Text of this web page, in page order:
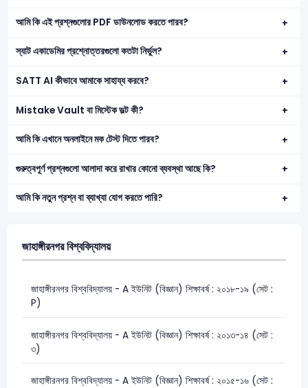
আমি কি এই প্রশ্নগুলোর PDF ডাউনলোড করতে পারব?
স্যাট একাডেমির প্রশ্নোত্তরগুলো কতটা নির্ভুল?
SATT AI কীভাবে আমাকে সাহায্য করবে?
Mistake Vault বা মিস্টেক ভল্ট কী?
আমি কি এখানে অনলাইনে মক টেস্ট দিতে পারব?
গুরুত্বপূর্ণ প্রশ্নগুলো আলাদা করে রাখার কোনো ব্যবস্থা আছে কি?
আমি কি নতুন প্রশ্ন বা ব্যাখ্যা যোগ করতে পারি?
জাহাঙ্গীরনগর বিশ্ববিদ্যালয়
জাহাঙ্গীরনগর বিশ্ববিদ্যালয় - A ইউনিট (বিজ্ঞান) শিক্ষাবর্ষ : ২০১৮-১৯ (সেট :
P)
জাহাঙ্গীরনগর বিশ্ববিদ্যালয় - A ইউনিট (বিজ্ঞান) শিক্ষাবর্ষ : ২০১৩-১৪ (সেট :
৩)
জাহাঙ্গীরনগর বিশ্ববিদ্যালয় - A ইউনিট (বিজ্ঞান) শিক্ষাবর্ষ : ২০১৫-১৬ (সেট :